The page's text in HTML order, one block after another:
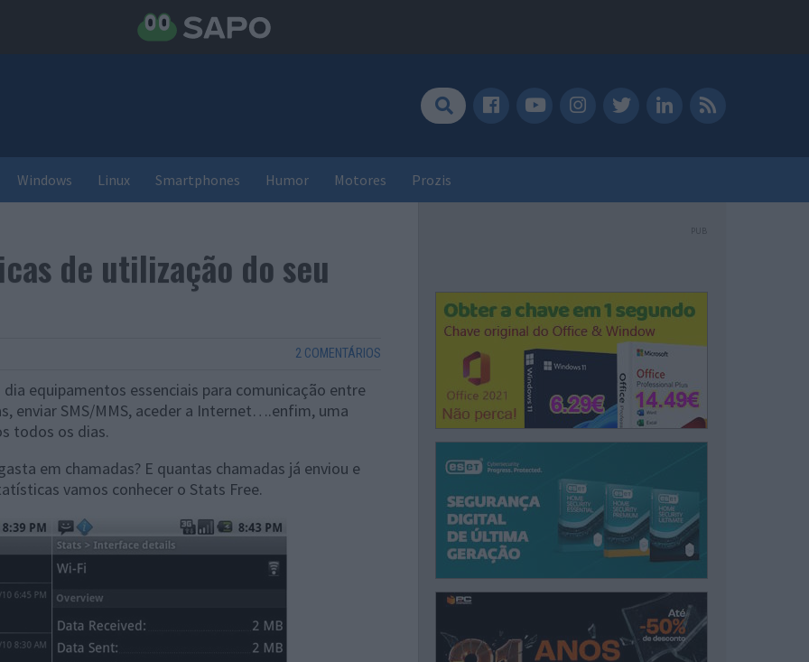
Windows Linux Smartphones Humor Motores Prozis
de utilização do seu
2 COMENTÁRIOS
equipamentos essenciais para comunicação entre
enviar SMS/MMS, aceder a Internet….enfim, uma
todos os dias.
em chamadas? E quantas chamadas já enviou e
vamos conhecer o Stats Free.
PUB